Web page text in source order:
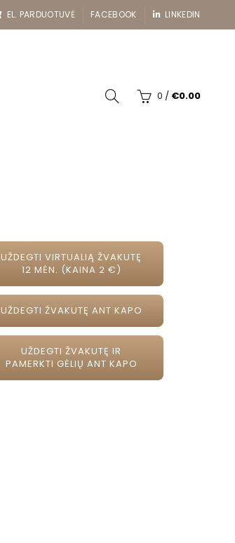
EL. PARDUOTUVĖ FACEBOOK LINKEDIN
0 / €0.00
UŽDEGTI VIRTUALIĄ ŽVAKUTĘ
12 MĖN. (KAINA 2 €)
UŽDEGTI ŽVAKUTĘ ANT KAPO
UŽDEGTI ŽVAKUTĘ IR
PAMERKTI GĖLIŲ ANT KAPO